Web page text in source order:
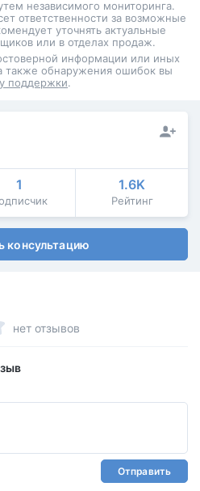
независимого мониторинга.
ответственности за возможные
уточнять актуальные
или в отделах продаж.
информации или иных
также обнаружения ошибок вы
поддержки.
1 1.6K
Рейтинг
консультацию
нет отзывов
Отправить